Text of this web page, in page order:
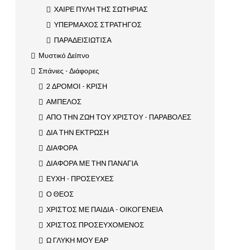
ΧΑΙΡΕ ΠΥΛΗ ΤΗΣ ΣΩΤΗΡΙΑΣ
ΥΠΕΡΜΑΧΟΣ ΣΤΡΑΤΗΓΟΣ
ΠΑΡΑΔΕΙΣΙΩΤΙΣΑ
Μυστικό Δείπνο
Σπάνιες - Διάφορες
2 ΔΡΟΜΟΙ - ΚΡΙΣΗ
ΑΜΠΕΛΟΣ
ΑΠΟ ΤΗΝ ΖΩΗ ΤΟΥ ΧΡΙΣΤΟΥ - ΠΑΡΑΒΟΛΕΣ
ΔΙΑ ΤΗΝ ΕΚΤΡΩΣΗ
ΔΙΑΦΟΡΑ
ΔΙΑΦΟΡΑ ΜΕ ΤΗΝ ΠΑΝΑΓΙΑ
ΕΥΧΗ - ΠΡΟΣΕΥΧΕΣ
Ο ΘΕΟΣ
ΧΡΙΣΤΟΣ ΜΕ ΠΑΙΔΙΑ - ΟΙΚΟΓΕΝΕΙΑ
ΧΡΙΣΤΟΣ ΠΡΟΣΕΥΧΟΜΕΝΟΣ
Ω ΓΛΥΚΗ ΜΟΥ ΕΑΡ